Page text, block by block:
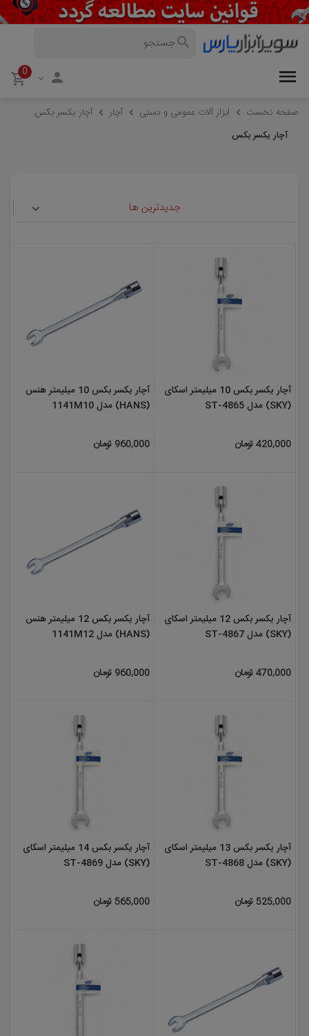
0
صفحه نخست ابزار آلات عمومی و دستی آچار آچار یکسر بکس
آچار یکسر بکس
جدیدترین ها
آچار یکسر بکس 10 میلیمتر اسکای
(SKY) مدل ST-4865
420,000 تومان
آچار یکسر بکس 10 میلیمتر هنس
(HANS) مدل 1141M10
960,000 تومان
آچار یکسر بکس 12 میلیمتر اسکای
(SKY) مدل ST-4867
470,000 تومان
آچار یکسر بکس 12 میلیمتر هنس
(HANS) مدل 1141M12
960,000 تومان
آچار یکسر بکس 13 میلیمتر اسکای
(SKY) مدل ST-4868
525,000 تومان
آچار یکسر بکس 14 میلیمتر اسکای
(SKY) مدل ST-4869
565,000 تومان